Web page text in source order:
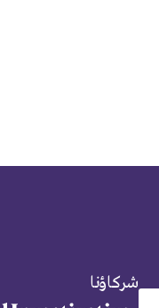
شركاؤنا